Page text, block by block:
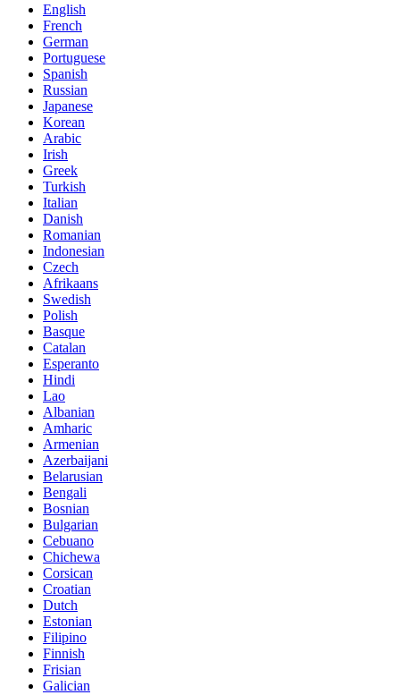
English
French
German
Portuguese
Spanish
Russian
Japanese
Korean
Arabic
Irish
Greek
Turkish
Italian
Danish
Romanian
Indonesian
Czech
Afrikaans
Swedish
Polish
Basque
Catalan
Esperanto
Hindi
Lao
Albanian
Amharic
Armenian
Azerbaijani
Belarusian
Bengali
Bosnian
Bulgarian
Cebuano
Chichewa
Corsican
Croatian
Dutch
Estonian
Filipino
Finnish
Frisian
Galician